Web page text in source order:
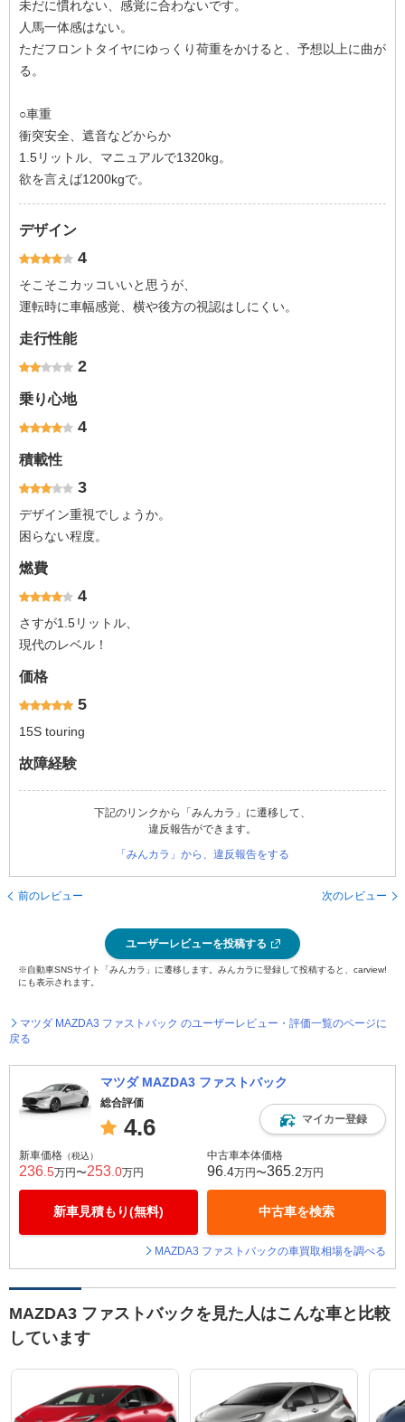
未だに慣れない、感覚に合わないです。
人馬一体感はない。
ただフロントタイヤにゆっくり荷重をかけると、予想以上に曲が
る。
○車重
衝突安全、遮音などからか
1.5リットル、マニュアルで1320kg。
欲を言えば1200kgで。
デザイン
4
そこそこカッコいいと思うが、
運転時に車幅感覚、横や後方の視認はしにくい。
走行性能
2
乗り心地
4
積載性
3
デザイン重視でしょうか。
困らない程度。
燃費
4
さすが1.5リットル、
現代のレベル！
価格
5
15S touring
故障経験
下記のリンクから「みんカラ」に遷移して、
違反報告ができます。
「みんカラ」から、違反報告をする
前のレビュー 次のレビュー
ユーザーレビューを投稿する
※自動車SNSサイト「みんカラ」に遷移します。みんカラに登録して投稿すると、carview!
にも表示されます。
マツダ MAZDA3 ファストバック のユーザーレビュー・評価一覧のページに
戻る
マツダ MAZDA3 ファストバック
総合評価
4.6 マイカー登録
新車価格 （税込）
236 .5万円〜253 .0万円
新車見積もり(無料)
中古車本体価格
96 .4万円〜365 .2万円
中古車を検索
MAZDA3 ファストバックの車買取相場を調べる
MAZDA3 ファストバックを見た人はこんな車と比較
しています